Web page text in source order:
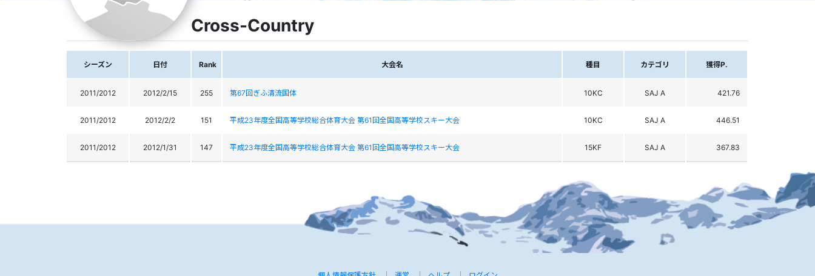
Cross-Country
シーズン 日付 Rank 大会名 種目 カテゴリ 獲得P.
2011/2012 2012/2/15 255 第67回ぎふ清流国体 10KC SAJ A 421.76
2011/2012 2012/2/2 151 平成23年度全国高等学校総合体育大会 第61回全国高等学校スキー大会 10KC SAJ A 446.51
2011/2012 2012/1/31 147 平成23年度全国高等学校総合体育大会 第61回全国高等学校スキー大会 15KF SAJ A 367.83